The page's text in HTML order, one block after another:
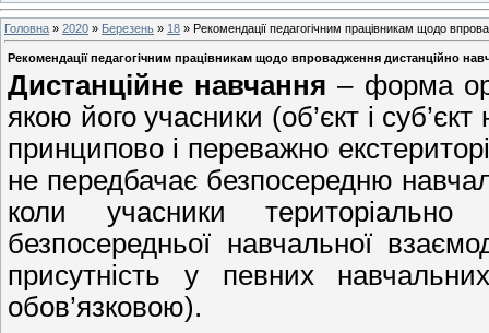
Головна » 2020 » Березень » 18 » Рекомендації педагогічним працівникам щодо
Рекомендації педагогічним працівникам щодо впровадження дистанційно
Дистанційне навчання – форма
якою його учасники (об’єкт і
принципово і переважно
не передбачає безпосередню
коли учасники
безпосередньої навчальної
присутність у певних
обов’язковою).